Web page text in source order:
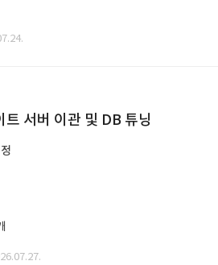
서버 이관 및 DB 튜닝